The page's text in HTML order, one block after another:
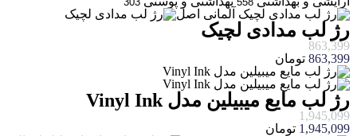
رژ لب مدادی لچیک
863,399
863,399 تومان
رژ لب مایع میبیلین مدل Vinyl Ink
1,945,099
1,945,099 تومان